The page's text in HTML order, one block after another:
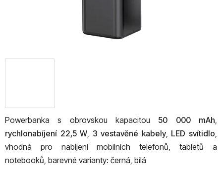
Powerbanka s obrovskou kapacitou 50 000 mAh,
rychlonabíjení 22,5 W, 3 vestavěné kabely, LED svítidlo,
vhodná pro nabíjení mobilních telefonů, tabletů a
notebooků, barevné varianty: černá, bílá